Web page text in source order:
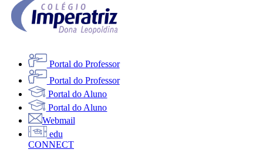
Portal do Professor
Portal do Professor
Portal do Aluno
Portal do Aluno
Webmail
edu
CONNECT